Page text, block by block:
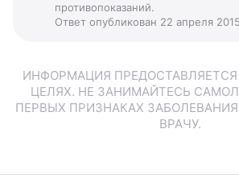
противопоказаний.
Ответ опубликован 22 апреля 2015
ИНФОРМАЦИЯ
ЦЕЛЯХ. НЕ ЗАНИМАЙТЕСЬ
ПЕРВЫХ ПРИЗНАКАХ
ВРАЧУ.